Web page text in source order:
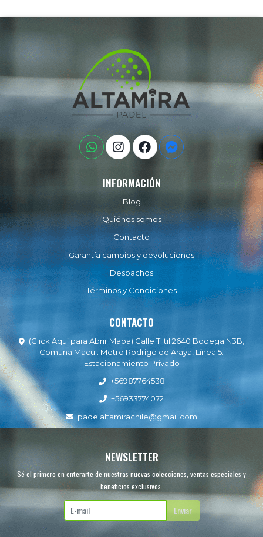
INFORMACIÓN
Blog
Quiénes somos
Contacto
Garantía cambios y devoluciones
Despachos
Términos y Condiciones
CONTACTO
(Click Aquí para Abrir Mapa) Calle Tiltil 2640 Bodega N3B,
Comuna Macul. Metro Rodrigo de Araya, Línea 5.
Estacionamiento Privado
+56987764538
+56933774072
padelaltamirachile@gmail.com
NEWSLETTER
Sé el primero en enterarte de nuestras nuevas colecciones, ventas especiales y
beneficios exclusivos.
Enviar